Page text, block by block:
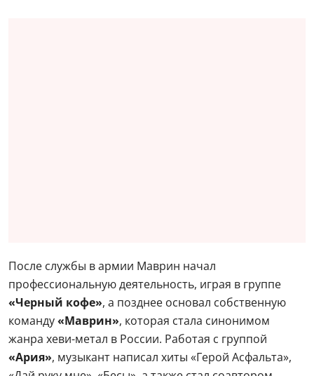
После службы в армии Маврин начал
профессиональную деятельность, играя в группе
«Черный кофе», а позднее основал собственную
команду«Маврин», которая стала синонимом
жанра хеви-метал в России. Работая с группой
«Ария», музыкант написал хиты «Герой Асфальта»,